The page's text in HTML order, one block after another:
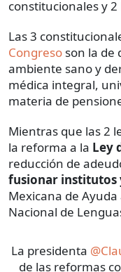
constitucionales y 2
Las 3
Congreso son la de
ambiente sano y
médica integral,
materia de
Mientras que las 2
la reforma a la Ley
reducción de
fusionar institutos
Mexicana de
Nacional de
La presidenta
de las reformas